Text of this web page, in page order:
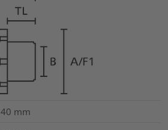
40 mm